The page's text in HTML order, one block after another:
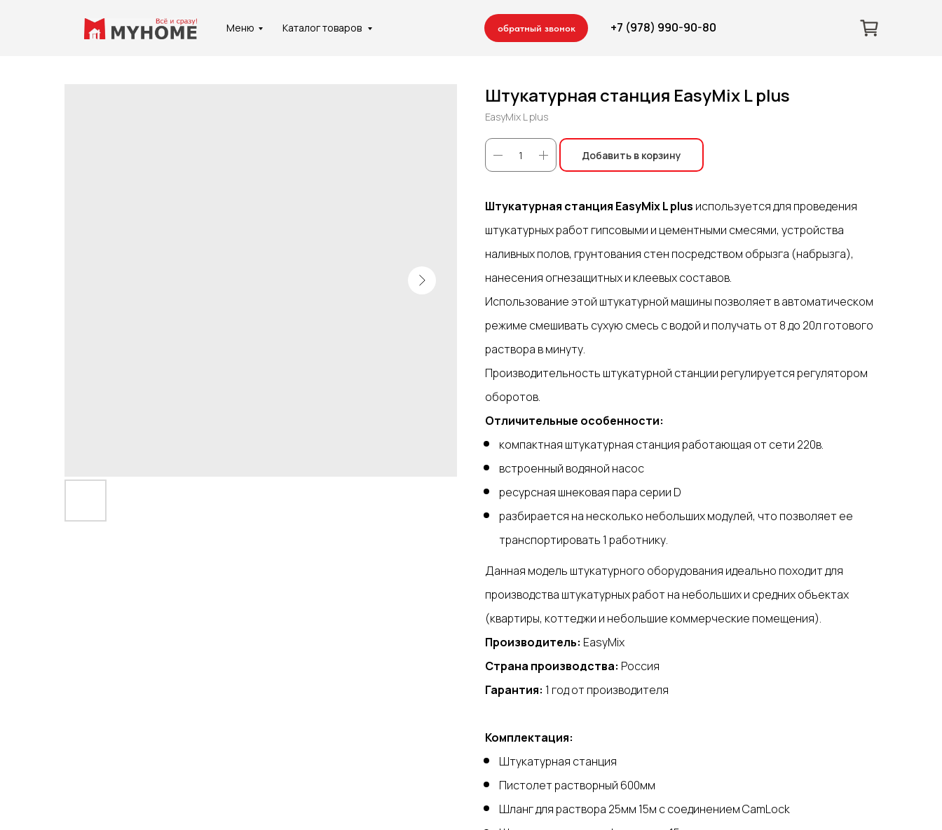
Сотрудничество
Меню
Строительство домов
Каталог товаров +7 (978) 990-90-80
обратный звонок
Штукатурная станция EasyMix L plus
EasyMix L plus
Добавить в корзину
Штукатурная станция EasyMix L plus используется для проведения
штукатурных работ гипсовыми и цементными смесями, устройства
наливных полов, грунтования стен посредством обрызга (набрызга),
нанесения огнезащитных и клеевых составов.
Использование этой штукатурной машины позволяет в автоматическом
режиме смешивать сухую смесь с водой и получать от 8 до 20л готового
раствора в минуту.
Производительность штукатурной станции регулируется регулятором
оборотов.
Отличительные особенности:
компактная штукатурная станция работающая от сети 220в.
встроенный водяной насос
ресурсная шнековая пара серии D
разбирается на несколько небольших модулей, что позволяет ее
транспортировать 1 работнику.
Данная модель штукатурного оборудования идеально походит для
производства штукатурных работ на небольших и средних объектах
(квартиры, коттеджи и небольшие коммерческие помещения).
Производитель: EasyMix
Страна производства: Россия
Гарантия: 1 год от производителя
Комплектация:
Штукатурная станция
Пистолет растворный 600мм
Шланг для раствора 25мм 15м с соединением СаmLосk